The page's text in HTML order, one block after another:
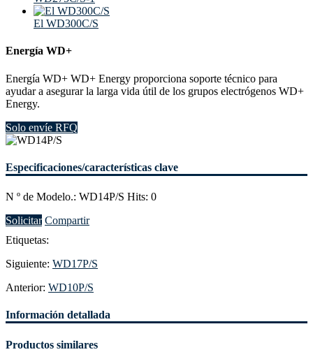
El WD300C/S
Energía WD+
Energía WD+ WD+ Energy proporciona soporte técnico para
ayudar a asegurar la larga vida útil de los grupos electrógenos WD+
Energy.
Solo envíe RFQ
Especificaciones/características clave
N º de Modelo.: WD14P/S Hits: 0
Solicitar Compartir
Etiquetas:
Siguiente: WD17P/S
Anterior: WD10P/S
Información detallada
Productos similares